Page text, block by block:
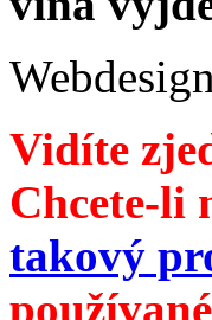
Vidíte
Chcete-li
takový